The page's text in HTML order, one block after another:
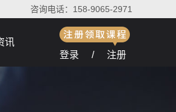
咨询电话：158-9065-2971
讯
登录
/ 注册